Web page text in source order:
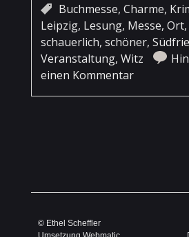
Buchmesse,Charme,
Leipzig, Lesung, Messe,Ort,
schauerlich,schöner,
Veranstaltung,Witz
einen Kommentar
© Ethel Scheffler